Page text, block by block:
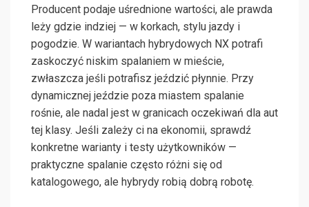
Producent podaje uśrednione wartości, ale prawda
leży gdzie indziej — w korkach, stylu jazdy i
pogodzie. W wariantach hybrydowych NX potrafi
zaskoczyć niskim spalaniem w mieście,
zwłaszcza jeśli potrafisz jeździć płynnie. Przy
dynamicznej jeździe poza miastem spalanie
rośnie, ale nadal jest w granicach oczekiwań dla aut
tej klasy. Jeśli zależy ci na ekonomii, sprawdź
konkretne warianty i testy użytkowników —
praktyczne spalanie często różni się od
katalogowego, ale hybrydy robią dobrą robotę.